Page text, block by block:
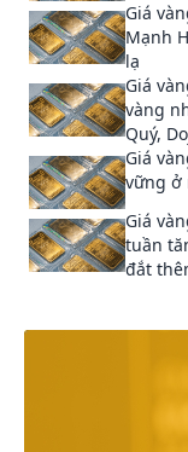
Giá
Mạnh
lạ
Giá
vàng
Quý,
Giá
vững ở
Giá
tuần
đắt